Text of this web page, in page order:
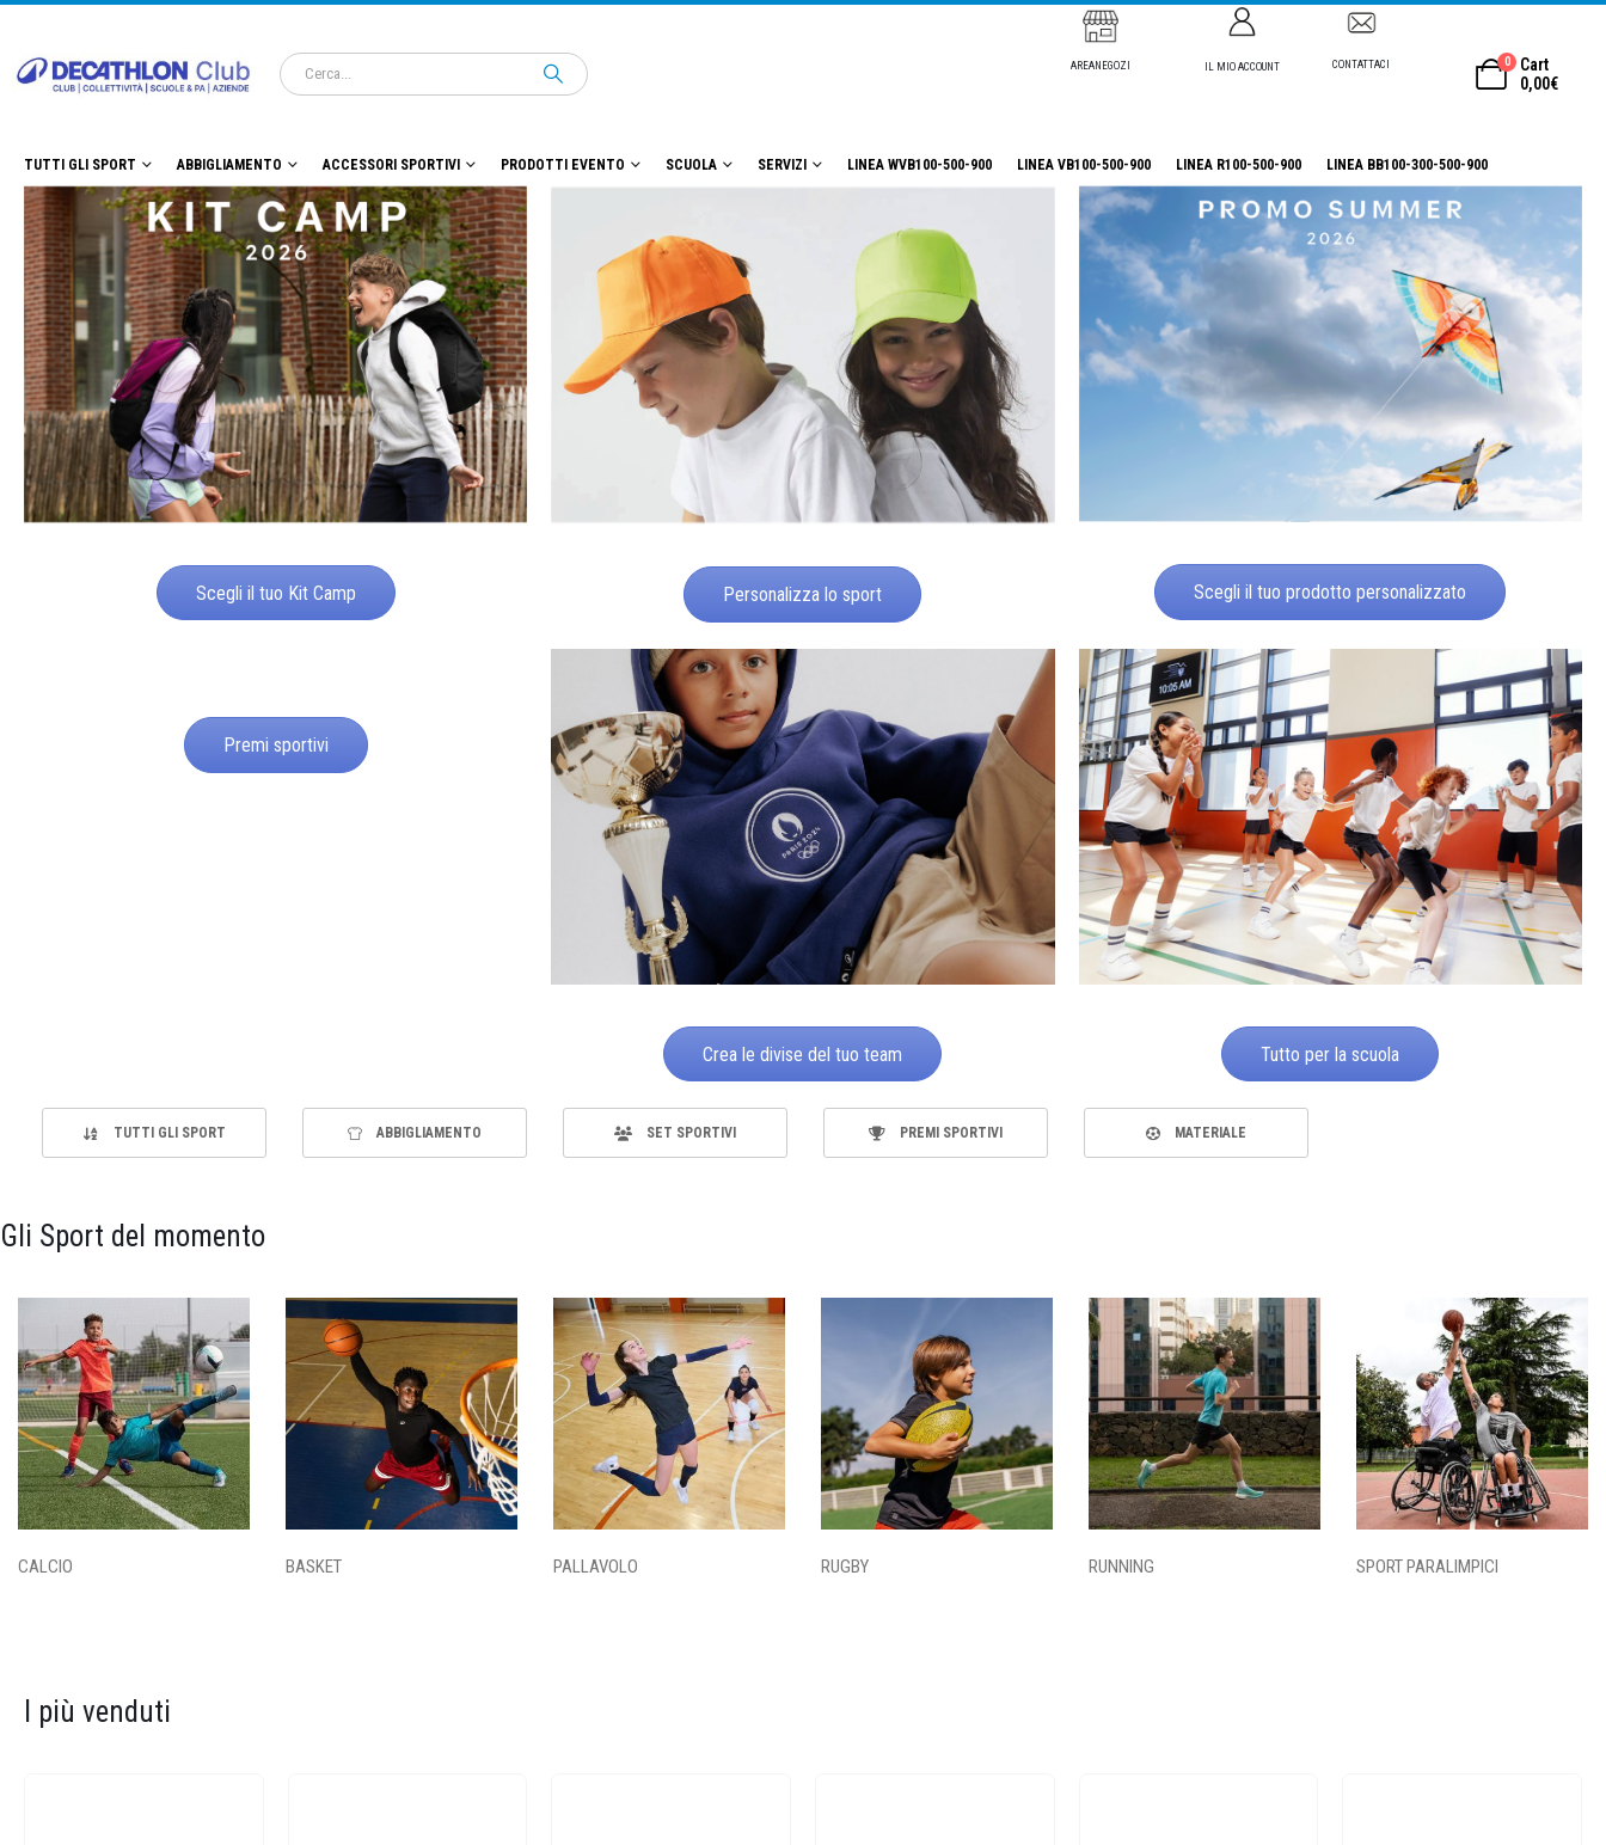
AREANEGOZI IL MIO ACCOUNT CONTATTACI 0
Cart
0,00€
TUTTI GLI SPORT ABBIGLIAMENTO ACCESSORI SPORTIVI PRODOTTI EVENTO SCUOLA SERVIZI LINEA WVB100-500-900 LINEA VB100-500-900 LINEA R100-500-900 LINEA BB100-300-500-900
Scegli il tuo Kit Camp Personalizza lo sport Scegli il tuo prodotto personalizzato
Premi sportivi
Crea le divise del tuo team Tutto per la scuola
TUTTI GLI SPORT ABBIGLIAMENTO SET SPORTIVI PREMI SPORTIVI MATERIALE
Gli Sport del momento
CALCIO BASKET PALLAVOLO RUGBY RUNNING SPORT PARALIMPICI
I più venduti